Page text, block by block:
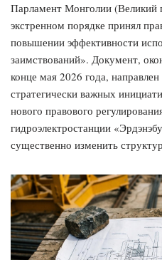
Парламент Монголии (Великий
экстренном порядке принял
повышении эффективности
заимствований». Документ,
конце мая 2026 года,
стратегически важных
нового правового
гидроэлектростанции
существенно изменить